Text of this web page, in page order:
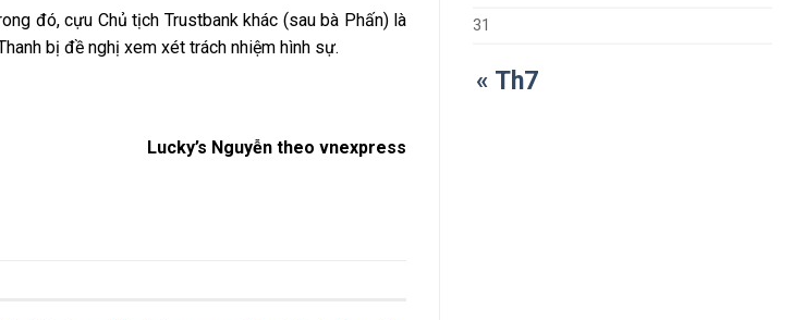
đó, cựu Chủ tịch Trustbank khác (sau bà Phấn) là
bị đề nghị xem xét trách nhiệm hình sự.
Lucky’s Nguyễn theo vnexpress
31
« Th7